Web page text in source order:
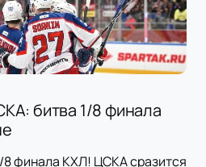
битва 1/8 финала
8 финала КХЛ! ЦСКА сразится